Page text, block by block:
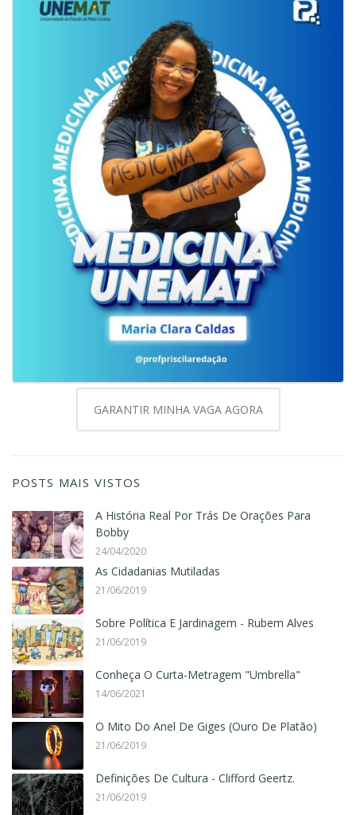
GARANTIR MINHA VAGA AGORA
POSTS MAIS VISTOS
A História Real Por Trás De Orações Para
Bobby
24/04/2020
As Cidadanias Mutiladas
21/06/2019
Sobre Política E Jardinagem - Rubem Alves
21/06/2019
Conheça O Curta-Metragem "Umbrella"
14/06/2021
O Mito Do Anel De Giges (Ouro De Platão)
21/06/2019
Definições De Cultura - Clifford Geertz.
21/06/2019